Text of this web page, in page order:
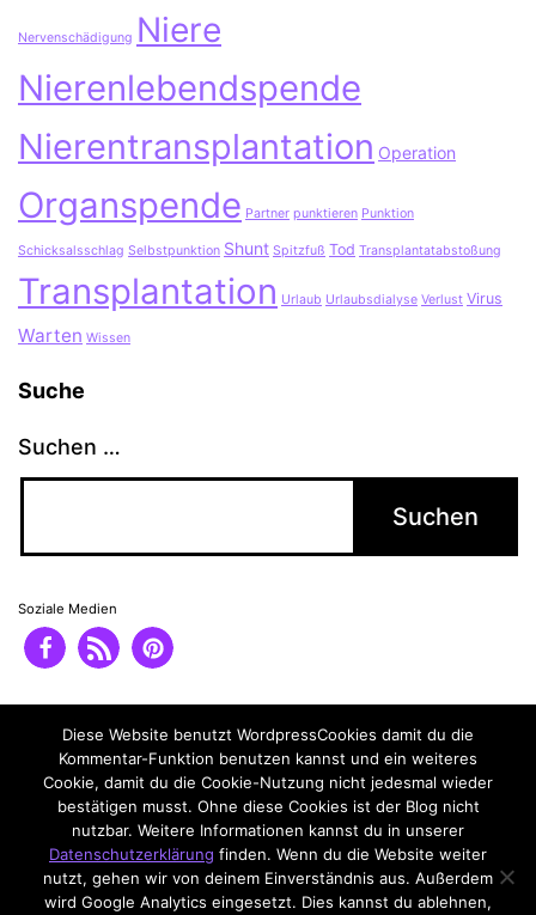
Nervenschädigung Niere
Nierenlebendspende
Nierentransplantation Operation
Organspende Partner punktieren Punktion
Schicksalsschlag Selbstpunktion Shunt Spitzfuß Tod Transplantatabstoßung
Transplantation Urlaub Urlaubsdialyse Verlust Virus
Warten Wissen
Suche
Suchen …
Soziale Medien
Impressum
Datenschutzerklärung
Diese Website benutzt WordpressCookies damit du die
Kommentar-Funktion benutzen kannst und ein weiteres
Cookie, damit du die Cookie-Nutzung nicht jedesmal wieder
bestätigen musst. Ohne diese Cookies ist der Blog nicht
nutzbar. Weitere Informationen kannst du in unserer
Datenschutzerklärung finden. Wenn du die Website weiter
nutzt, gehen wir von deinem Einverständnis aus. Außerdem
wird Google Analytics eingesetzt. Dies kannst du ablehnen,